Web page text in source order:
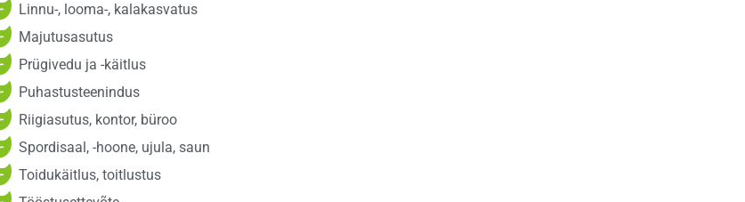
Linnu-, looma-, kalakasvatus
Majutusasutus
Prügivedu ja -käitlus
Puhastusteenindus
Riigiasutus, kontor, büroo
Spordisaal, -hoone, ujula, saun
Toidukäitlus, toitlustus